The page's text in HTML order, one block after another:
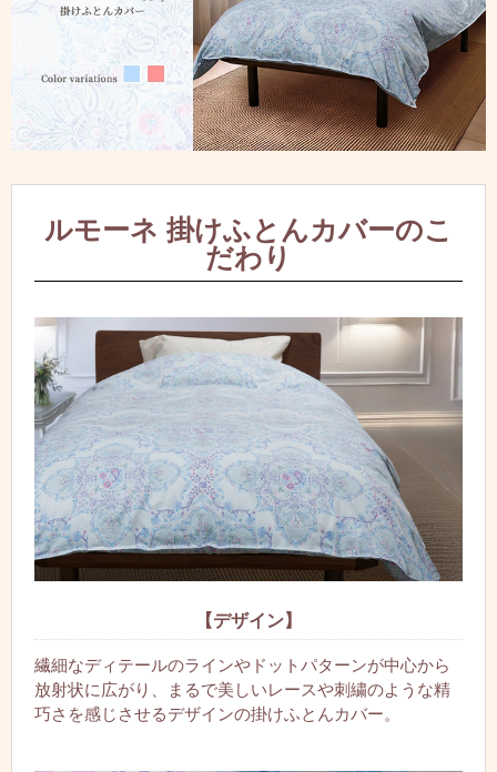
ルモーネ 掛けふとんカバーのこ
だわり
【デザイン】
繊細なディテールのラインやドットパターンが中心から
放射状に広がり、まるで美しいレースや刺繍のような精
巧さを感じさせるデザインの掛けふとんカバー。